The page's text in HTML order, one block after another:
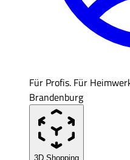
Für Profis. Für
Brandenburg
3D Shopping